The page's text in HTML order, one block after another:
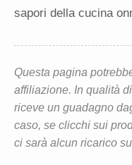
sapori della cucina
Questa pagina
affiliazione. In qualità
riceve un guadagno
caso, se clicchi sui
ci sarà alcun ricarico